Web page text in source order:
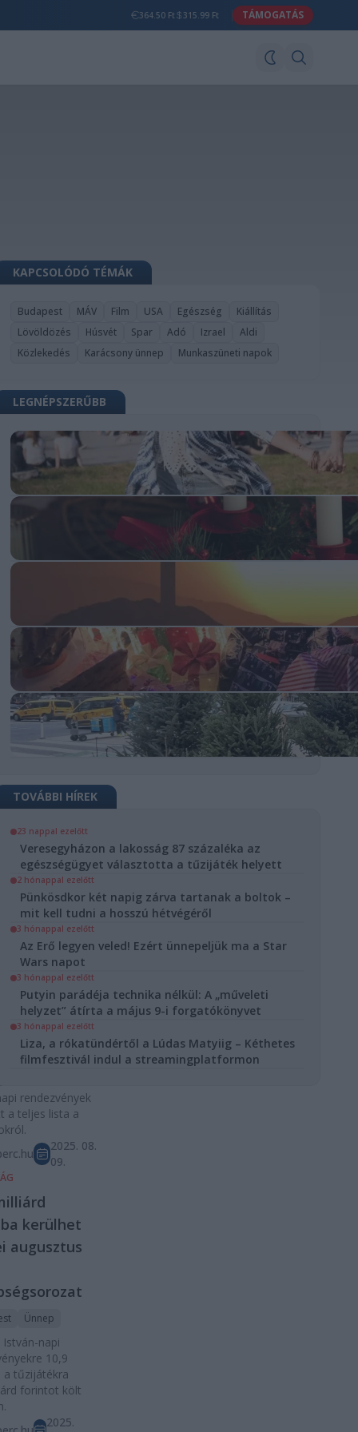
364.50 Ft 315.99 Ft TÁMOGATÁS
20. miatt
lista a
Útinform
Közlekedés
15-től
Budapest
a Szent
rendezvények
a teljes lista a
2025. 08.
09.
kerülhet
augusztus
Ünnep
István-napi
10,9
a tűzijátékra
forintot költ
2025.
KAPCSOLÓDÓ TÉMÁK
Budapest MÁV Film USA Egészség
Kiállítás
Lövöldözés
Húsvét Spar Adó Izrael
Aldi
Közlekedés
Karácsony ünnep Munkaszüneti napok
LEGNÉPSZERŰBB
TOVÁBBI HÍREK
23 nappal ezelőtt
Veresegyházon a lakosság 87 százaléka az
egészségügyet választotta a tűzijáték helyett
2 hónappal ezelőtt
Pünkösdkor két napig zárva tartanak a boltok –
mit kell tudni a hosszú hétvégéről
3 hónappal ezelőtt
Az Erő legyen veled! Ezért ünnepeljük ma a Star
Wars napot
3 hónappal ezelőtt
Putyin parádéja technika nélkül: A „műveleti
helyzet” átírta a május 9-i forgatókönyvet
3 hónappal ezelőtt
Liza, a rókatündértől a Lúdas Matyiig – Kéthetes
filmfesztivál indul a streamingplatformon